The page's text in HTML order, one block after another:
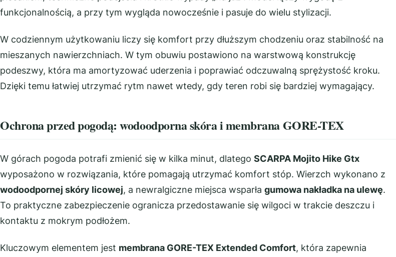
funkcjonalnością, a przy tym wygląda nowocześnie i pasuje do wielu stylizacji.
W codziennym użytkowaniu liczy się komfort przy dłuższym chodzeniu oraz stabilność na
mieszanych nawierzchniach. W tym obuwiu postawiono na warstwową konstrukcję
podeszwy, która ma amortyzować uderzenia i poprawiać odczuwalną sprężystość kroku.
Dzięki temu łatwiej utrzymać rytm nawet wtedy, gdy teren robi się bardziej wymagający.
Ochrona przed pogodą: wodoodporna skóra i membrana GORE-TEX
W górach pogoda potrafi zmienić się w kilka minut, dlatego SCARPA Mojito Hike Gtx
wyposażono w rozwiązania, które pomagają utrzymać komfort stóp. Wierzch wykonano z
wodoodpornej skóry licowej, a newralgiczne miejsca wsparła gumowa nakładka na ulewę.
To praktyczne zabezpieczenie ogranicza przedostawanie się wilgoci w trakcie deszczu i
kontaktu z mokrym podłożem.
Kluczowym elementem jest membrana GORE-TEX Extended Comfort, która zapewnia